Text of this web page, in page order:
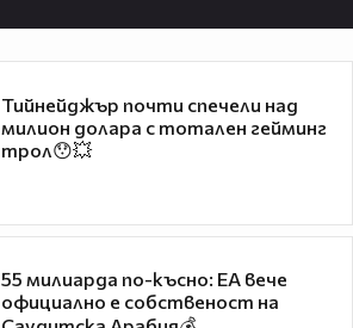
Тийнейджър почти спечели над
милион долара с тотален гейминг
трол😯💥
55 милиарда по-късно: EA вече
официално е собственост на